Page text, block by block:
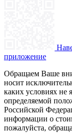
приложение
Обращаем Ваше
носит
каких условиях не
определяемой
Российской
информации о
пожалуйста,